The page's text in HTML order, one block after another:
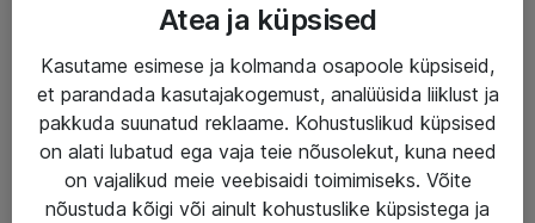
IT taristu
Haldusteenused
Garantii
Turva- ja nõrkvoolulahendused
Atea ja küpsised
Kasutame esimese ja kolmanda osapoole küpsiseid,
et parandada kasutajakogemust, analüüsida liiklust ja
pakkuda suunatud reklaame. Kohustuslikud küpsised
on alati lubatud ega vaja teie nõusolekut, kuna need
on vajalikud meie veebisaidi toimimiseks. Võite
nõustuda kõigi või ainult kohustuslike küpsistega ja